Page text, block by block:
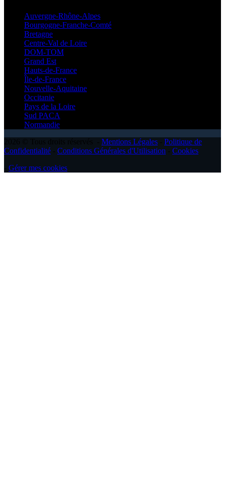
Auvergne-Rhône-Alpes
Bourgogne-Franche-Comté
Bretagne
Centre-Val de Loire
DOM-TOM
Grand Est
Hauts-de-France
Île-de-France
Nouvelle-Aquitaine
Occitanie
Pays de la Loire
Sud PACA
Normandie
Mentions Légales
Politique de
Confidentialité
Conditions Générales d'Utilisation
Cookies
Gérer mes cookies